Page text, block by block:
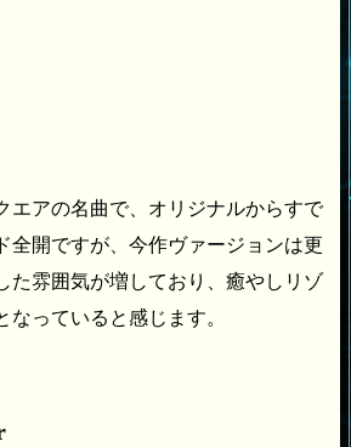
アの名曲で、オリジナルからすで
全開ですが、今作ヴァージョンは更
た雰囲気が増しており、癒やしリゾ
っていると感じます。